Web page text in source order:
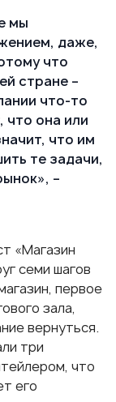
мы
даже,
что
стране –
что-то
что она или
что им
те задачи,
–
«Магазин
семи шагов
первое
зала,
вернуться.
три
что
его